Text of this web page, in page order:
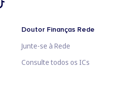
Doutor Finanças Rede
Junte-se à Rede
Consulte todos os ICs